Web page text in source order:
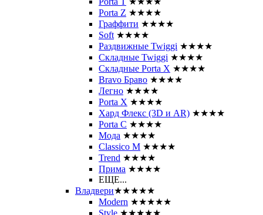
Porta Z ★★★★
Граффити ★★★★
Soft ★★★★
Раздвижные Twiggi ★★★★
Складные Twiggi ★★★★
Складные Porta X ★★★★
Bravo Браво ★★★★
Легно ★★★★
Porta X ★★★★
Хард Флекс (3D и AR) ★★★★
Porta C ★★★★
Мода ★★★★
Classico M ★★★★
Trend ★★★★
Прима ★★★★
ЕЩЕ...
Владвери★★★★★
Modern ★★★★★
Style ★★★★★